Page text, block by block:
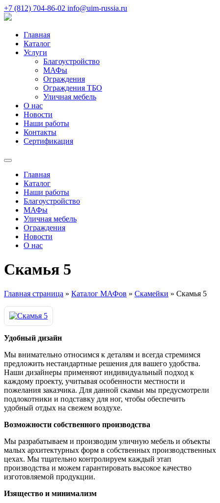
+7 (812) 704-86-02 info@uim-russia.ru
Главная
Каталог
Услуги
Благоустройство
МАФы
Ограждения
Ограждения ТБО
Уличная мебель
О нас
Новости
Наши работы
Контакты
Сертификация
Главная
Каталог
Наши работы
Благоустройство
МАФы
Уличная мебель
Ограждения
Новости
О нас
Скамья 5
Главная страница » Каталог МАФов » Скамейки » Скамья 5
Удобный дизайн
Мы внимательно относимся к деталям и всегда стремимся
предложить нестандартные решения для вашего удобства.
Наши дизайнеры применяют индивидуальный подход к
каждому проекту, учитывая особенности местности и
пожелания заказчика. Для данной скамьи мы предусмотрели
подлокотники и подставку для ног, чтобы обеспечить
удобный отдых на свежем воздухе.
Возможности собственного производства
Мы разрабатываем и производим уличную мебель и объекты
малых архитектурных форм в собственных производственных
цехах. Мы тщательно контролируем каждый этап
производства и можем гарантировать высокое качество
изготовляемой продукции.
Изящество и минимализм